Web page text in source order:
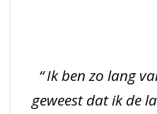
Ik ben zo lang
geweest dat ik de